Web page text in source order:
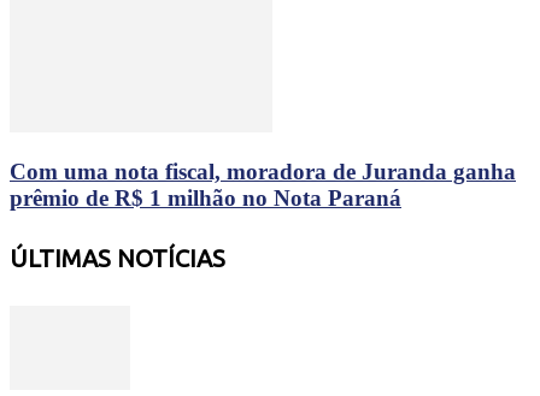
Com uma nota fiscal, moradora de Juranda ganha
prêmio de R$ 1 milhão no Nota Paraná
ÚLTIMAS NOTÍCIAS